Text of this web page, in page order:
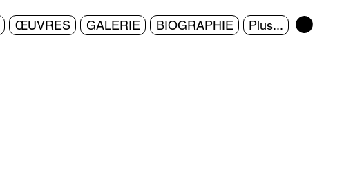
ŒUVRES GALERIE BIOGRAPHIE Plus...